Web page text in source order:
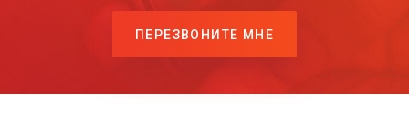
ПЕРЕЗВОНИТЕ МНЕ